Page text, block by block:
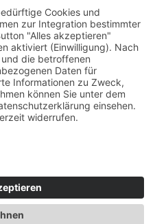
zu sehen